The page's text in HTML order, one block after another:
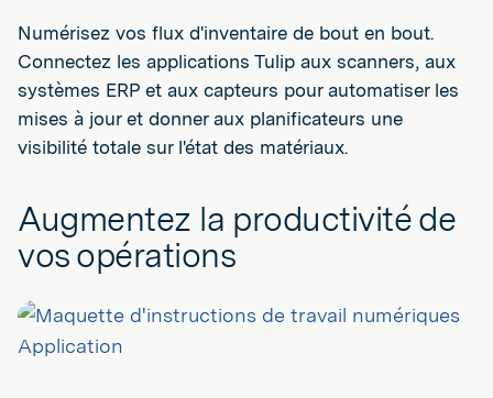
Numérisez vos flux d'inventaire de bout en bout.
Connectez les applications Tulip aux scanners, aux
systèmes ERP et aux capteurs pour automatiser les
mises à jour et donner aux planificateurs une
visibilité totale sur l'état des matériaux.
Augmentez la productivité de
vos opérations